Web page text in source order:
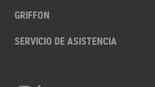
GRIFFON
SERVICIO DE ASISTENCIA